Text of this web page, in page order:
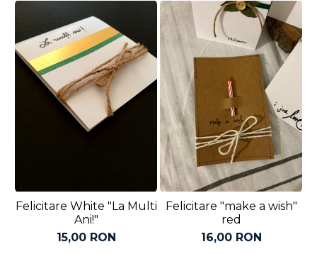
Felicitare White "La Multi
Ani!"
15,00 RON
Felicitare "make a wish"
red
16,00 RON